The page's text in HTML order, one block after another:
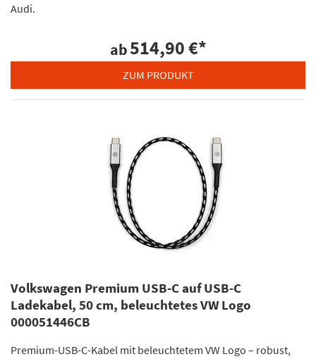
Audi.
ab514,90 €*
ZUM PRODUKT
Volkswagen Premium USB-C auf USB-C
Ladekabel, 50 cm, beleuchtetes VW Logo
000051446CB
Premium-USB-C-Kabel mit beleuchtetem VW Logo – robust,